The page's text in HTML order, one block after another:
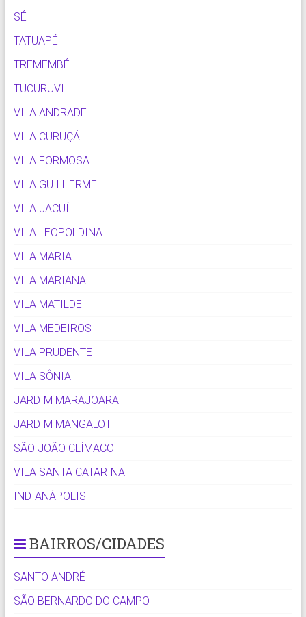
SÉ
TATUAPÉ
TREMEMBÉ
TUCURUVI
VILA ANDRADE
VILA CURUÇÁ
VILA FORMOSA
VILA GUILHERME
VILA JACUÍ
VILA LEOPOLDINA
VILA MARIA
VILA MARIANA
VILA MATILDE
VILA MEDEIROS
VILA PRUDENTE
VILA SÔNIA
JARDIM MARAJOARA
JARDIM MANGALOT
SÃO JOÃO CLÍMACO
VILA SANTA CATARINA
INDIANÁPOLIS
BAIRROS/CIDADES
SANTO ANDRÉ
SÃO BERNARDO DO CAMPO